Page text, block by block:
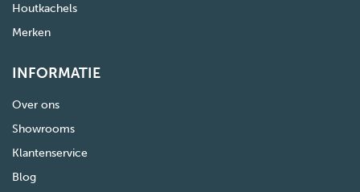
Houtkachels
Merken
INFORMATIE
Over ons
Showrooms
Klantenservice
Blog